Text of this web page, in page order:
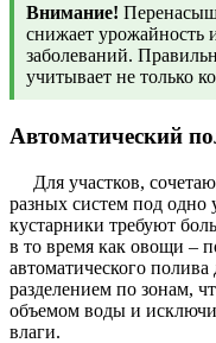
Внимание!
снижает урожайность
заболеваний.
учитывает не только
Автоматический
Для участков,
разных систем под одно
кустарники требуют
в то время как овощи –
автоматического
разделением по зонам,
объемом воды и
влаги.